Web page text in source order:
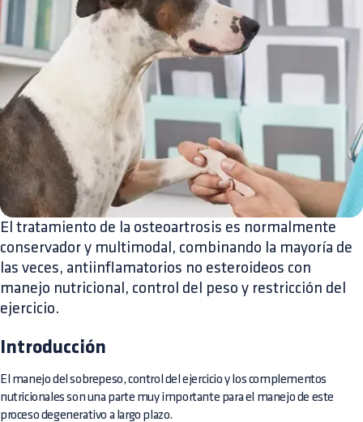
El tratamiento de la osteoartrosis es normalmente
conservador y multimodal, combinando la mayoría de
las veces, antiinflamatorios no esteroideos con
manejo nutricional, control del peso y restricción del
ejercicio.
Introducción
El manejo del sobrepeso, control del ejercicio y los complementos
nutricionales son una parte muy importante para el manejo de este
proceso degenerativo a largo plazo.